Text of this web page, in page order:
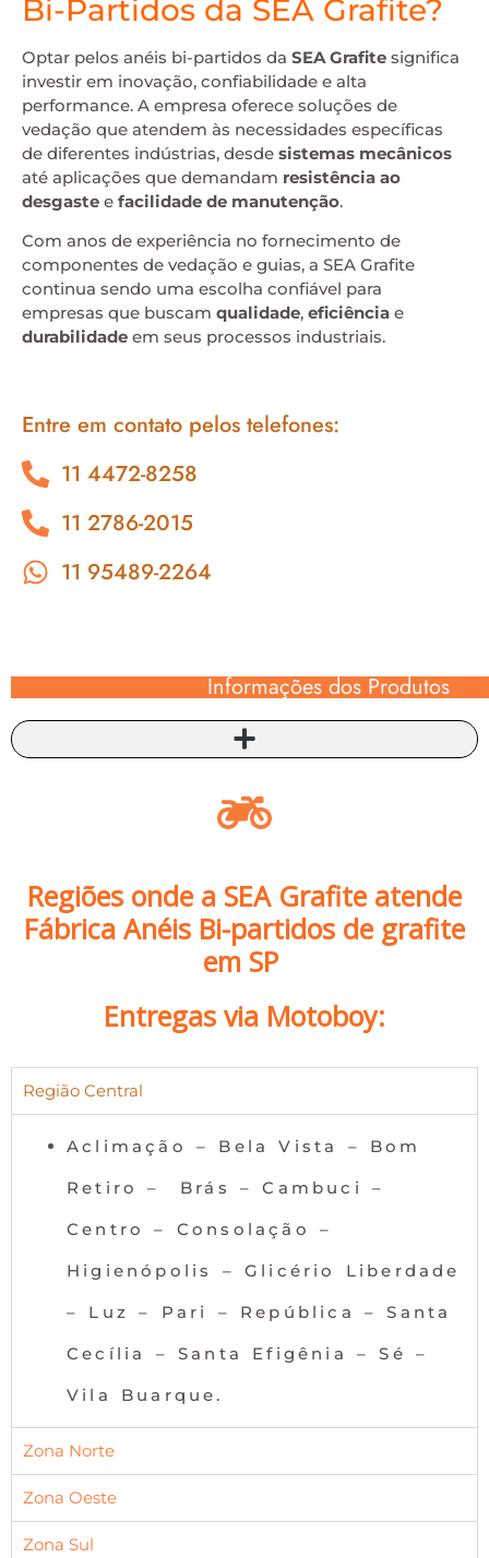
Bi-Partidos da SEA Grafite?
Optar pelos anéis bi-partidos da SEA Grafite significa
investir em inovação, confiabilidade e alta
performance. A empresa oferece soluções de
vedação que atendem às necessidades específicas
de diferentes indústrias, desde sistemas mecânicos
até aplicações que demandam resistência ao
desgaste e facilidade de manutenção.
Com anos de experiência no fornecimento de
componentes de vedação e guias, a SEA Grafite
continua sendo uma escolha confiável para
empresas que buscam qualidade, eficiência e
durabilidade em seus processos industriais.
Entre em contato pelos telefones:
11 4472-8258
11 2786-2015
11 95489-2264
Informações dos Produtos
Regiões onde a SEA Grafite atende
Fábrica Anéis Bi-partidos de grafite
em SP
Entregas via Motoboy:
Região Central
Aclimação – Bela Vista – Bom
Retiro – Brás – Cambuci –
Centro – Consolação –
Higienópolis – Glicério Liberdade
– Luz – Pari – República – Santa
Cecília – Santa Efigênia – Sé –
Vila Buarque.
Zona Norte
Zona Oeste
Zona Sul